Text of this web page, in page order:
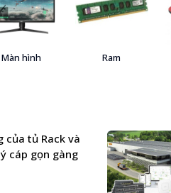
Màn hình Ram
của tủ Rack và
cáp gọn gàng